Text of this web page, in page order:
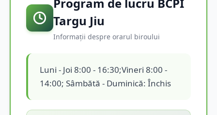
Targu Jiu
Informații despre orarul biroului
Luni - Joi 8:00 - 16:30;Vineri 8:00 -
14:00; Sâmbătă - Duminică: Închis